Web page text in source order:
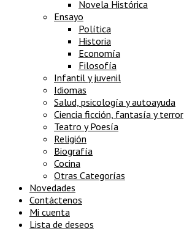
Novela Histórica
Ensayo
Política
Historia
Economía
Filosofía
Infantil y juvenil
Idiomas
Salud, psicología y autoayuda
Ciencia ficción, fantasía y terror
Teatro y Poesía
Religión
Biografía
Cocina
Otras Categorías
Novedades
Contáctenos
Mi cuenta
Lista de deseos